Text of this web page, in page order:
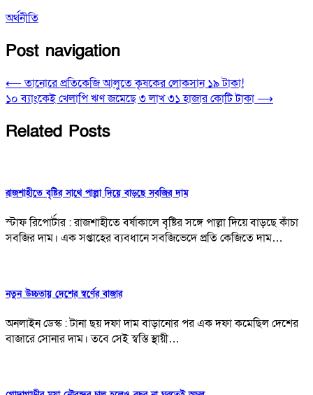
অর্থনীতি
Post navigation
⟵ তানোরে প্রতিকেজি আলুতে কৃষকের লোকসান ১৯ টাকা!
১০ ব্যাংকেই খেলাপি ঋণ জমেছে ৩ লাখ ৩১ হাজার কোটি টাকা ⟶
Related Posts
রাজশাহীতে বৃষ্টির সাথে পাল্লা দিয়ে বাড়ছে সবজির দাম
স্টাফ রিপোর্টার : রাজশাহীতে বর্ষাকালে বৃষ্টির সঙ্গে পাল্লা দিয়ে বাড়ছে কাঁচা
সবজির দাম। এক সপ্তাহের ব্যবধানে সবজিভেদে প্রতি কেজিতে দাম…
নতুন উচ্চতায় দেশের স্বর্ণের বাজার
অনলাইন ডেস্ক : টানা ছয় দফা দাম বাড়ানোর পর এক দফা কমেছিল দেশের
বাজারে সোনার দাম। তবে সেই স্বস্তি স্থায়ী…